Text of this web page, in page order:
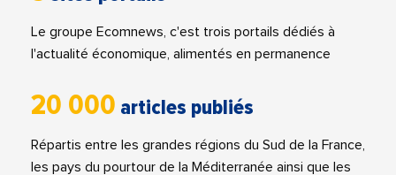
Le groupe Ecomnews, c'est trois portails dédiés à
l'actualité économique, alimentés en permanence
20 000 articles publiés
Répartis entre les grandes régions du Sud de la France,
les pays du pourtour de la Méditerranée ainsi que les